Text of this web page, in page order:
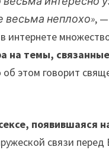
весьма неплохо»,
интернете
на темы,
этом говорит
появившаяся
связи перед